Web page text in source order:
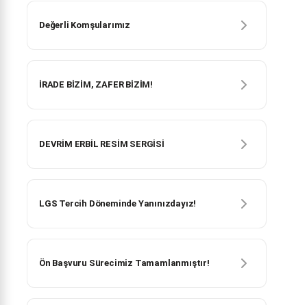
Değerli Komşularımız
İRADE BİZİM, ZAFER BİZİM!
DEVRİM ERBİL RESİM SERGİSİ
LGS Tercih Döneminde Yanınızdayız!
Ön Başvuru Sürecimiz Tamamlanmıştır!